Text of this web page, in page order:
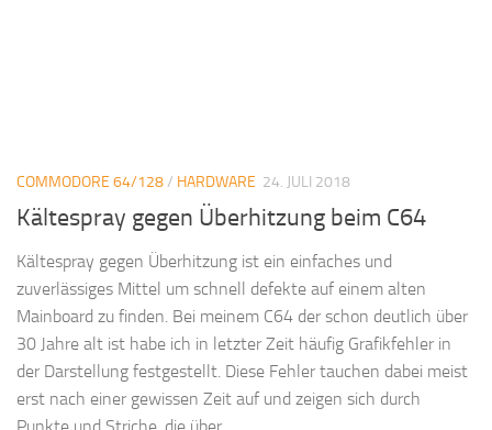
COMMODORE 64/128/ HARDWARE 24. JULI 2018
Kältespray gegen Überhitzung beim C64
Kältespray gegen Überhitzung ist ein einfaches und
zuverlässiges Mittel um schnell defekte auf einem alten
Mainboard zu finden. Bei meinem C64 der schon deutlich über
30 Jahre alt ist habe ich in letzter Zeit häufig Grafikfehler in
der Darstellung festgestellt. Diese Fehler tauchen dabei meist
erst nach einer gewissen Zeit auf und zeigen sich durch